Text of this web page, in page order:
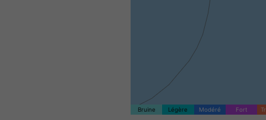
Bruine Légère Modéré Fort